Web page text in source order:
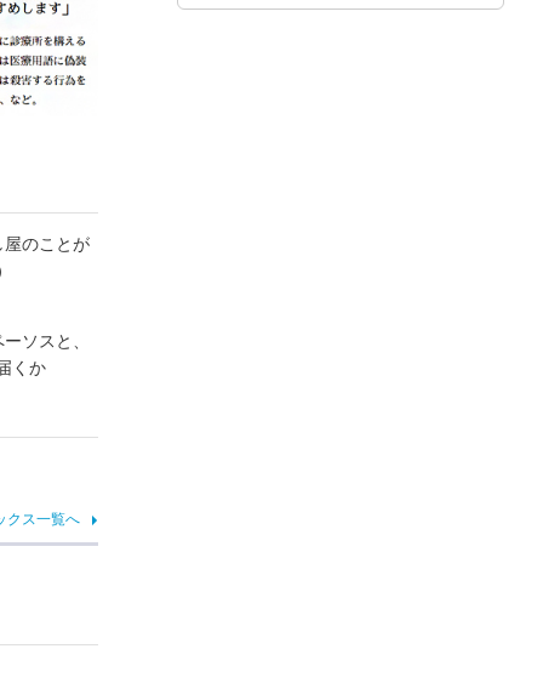
屋のことが
ソスと、
くか
クス一覧へ